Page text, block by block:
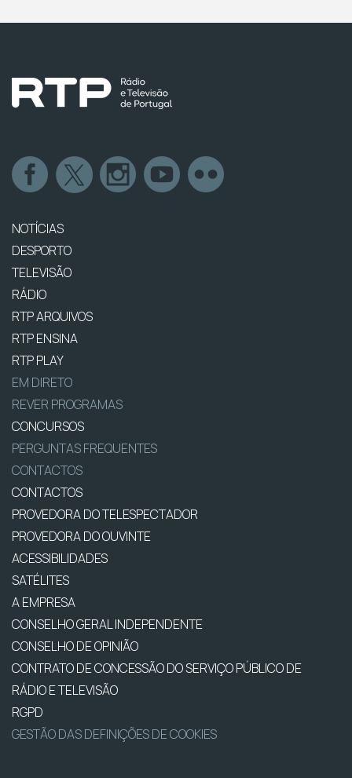
NOTÍCIAS
DESPORTO
TELEVISÃO
RÁDIO
RTP ARQUIVOS
RTP ENSINA
RTP PLAY
EM DIRETO
REVER PROGRAMAS
CONCURSOS
PERGUNTAS FREQUENTES
CONTACTOS
CONTACTOS
PROVEDORA DO TELESPECTADOR
PROVEDORA DO OUVINTE
ACESSIBILIDADES
SATÉLITES
A EMPRESA
CONSELHO GERAL INDEPENDENTE
CONSELHO DE OPINIÃO
CONTRATO DE CONCESSÃO DO SERVIÇO PÚBLICO DE
RÁDIO E TELEVISÃO
RGPD
GESTÃO DAS DEFINIÇÕES DE COOKIES